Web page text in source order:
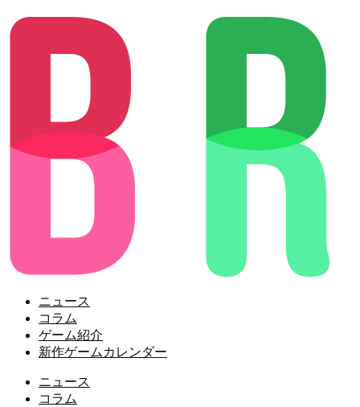
ニュース
コラム
ゲーム紹介
新作ゲームカレンダー
ニュース
コラム